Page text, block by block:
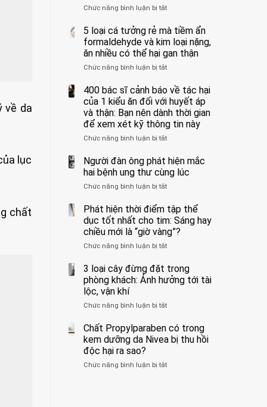
về da
lục
chất
bác
“Xoắn
900
độ,
không
kịp
vệ
4
nhóm
người
được
bác
cảnh
báo
“ĐỪNG
GẮNG
SỨC!”
tay
miệng:
Bác
Bệnh
viện
đồng
1
ra
cảnh
báo
Chức năng bình luận bị tắtở
người
Việt
đang
uống
cà
theo
3
kiểu
“hại
thân”
mà
biết
5 loại cá tưởng rẻ mà tiềm ẩn
formaldehyde và kim loại nặng,
ăn nhiều có thể hại gan thận
Chức năng bình luận bị tắtở
loại
cá
tưởng
rẻ
mà
tiềm
formaldehyde
kim
loại
ăn
nhiều
có
thể
hại
thận
400 bác sĩ cảnh báo về tác hại
của 1 kiểu ăn đối với huyết áp
và thận: Bạn nên dành thời gian
để xem xét kỹ thông tin này
Chức năng bình luận bị tắtở
bác
cảnh
báo
tác
hại
của
1
kiểu
đối
với
và
Bạn
nên
Người đàn ông phát hiện mắc
hai bệnh ung thư cùng lúc
Chức năng bình luận bị tắtở
đàn
ông
phát
hiện
mắc
bệnh
ung
lúc
Phát hiện thời điểm tập thể
dục tốt nhất cho tim: Sáng hay
chiều mới là “giờ vàng”?
Chức năng bình luận bị tắtở
hiện
thời
điểm
thể
tốt
nhất
cho
Sáng
3 loại cây đừng đặt trong
phòng khách: Ảnh hưởng tới tài
lộc, vận khí
Chức năng bình luận bị tắtở
loại
cây
đừng
trong
Chất Propylparaben có trong
kem dưỡng da Nivea bị thu hồi
độc hại ra sao?
Chức năng bình luận bị tắtở